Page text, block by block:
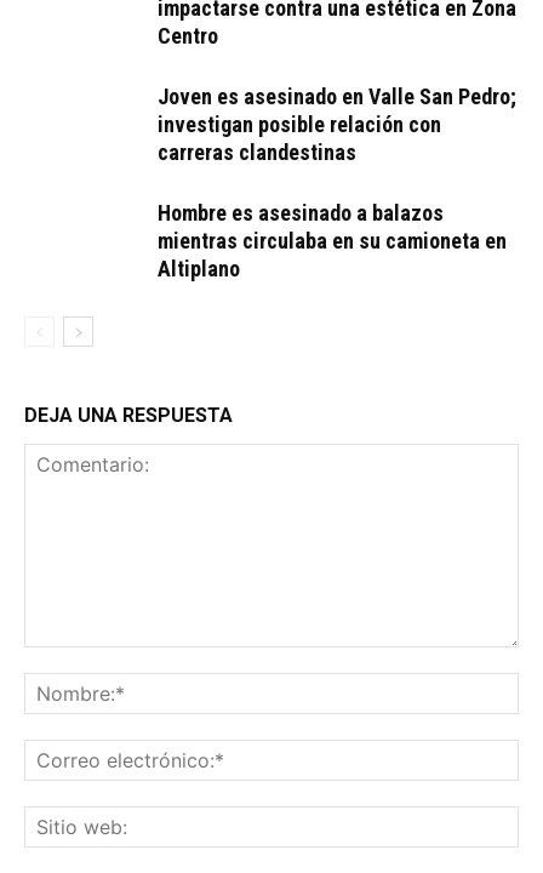
impactarse contra una estética en Zona
Centro
Joven es asesinado en Valle San Pedro;
investigan posible relación con
carreras clandestinas
Hombre es asesinado a balazos
mientras circulaba en su camioneta en
Altiplano
DEJA UNA RESPUESTA